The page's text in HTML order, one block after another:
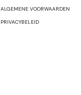
ALGEMENE VOORWAARDEN
PRIVACYBELEID